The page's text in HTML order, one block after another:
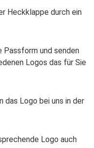
Heckklappe durch ein
Passform und senden
Logos das für Sie
das Logo bei uns in der
Logo auch